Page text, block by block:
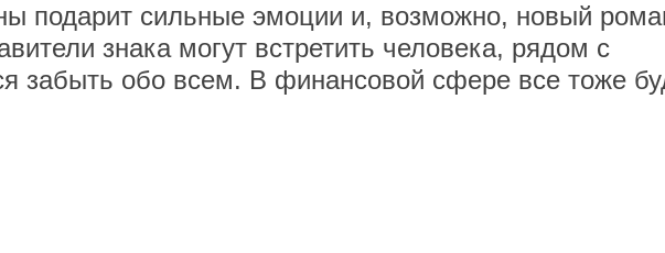
подарит сильные эмоции и, возможно, новый
знака могут встретить человека, рядом с
забыть обо всем. В финансовой сфере все тоже